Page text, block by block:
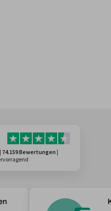
| 74.159 Bewertungen |